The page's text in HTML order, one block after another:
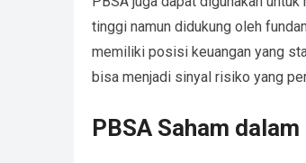
tinggi namun didukung oleh
memiliki posisi keuangan yang
bisa menjadi sinyal risiko yang
PBSA Saham